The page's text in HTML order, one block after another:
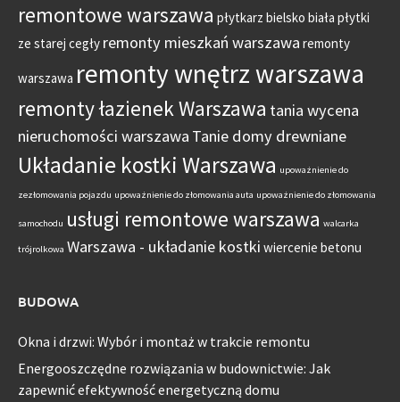
remontowe warszawa płytkarz bielsko biała płytki
ze starej cegły remonty mieszkań warszawa remonty
warszawa remonty wnętrz warszawa
remonty łazienek Warszawa tania wycena
nieruchomości warszawa Tanie domy drewniane
Układanie kostki Warszawa upoważnienie do
zezłomowania pojazdu upoważnienie do złomowania auta upoważnienie do złomowania
samochodu usługi remontowe warszawa walcarka
trójrolkowa Warszawa - układanie kostki wiercenie betonu
BUDOWA
Okna i drzwi: Wybór i montaż w trakcie remontu
Energooszczędne rozwiązania w budownictwie: Jak
zapewnić efektywność energetyczną domu